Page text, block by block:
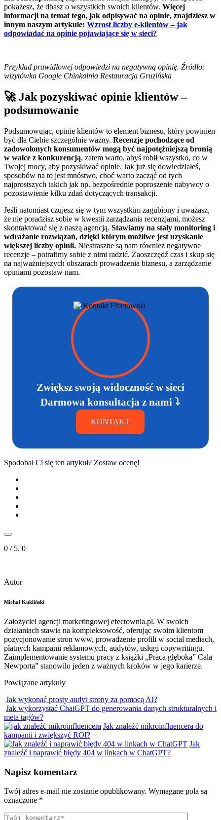
pokażesz, że dbasz o wszystkich swoich klientów. Więcej
informacji na temat tego, jak odpisywać na opinie, znajdziesz w
innym naszym artykule: Wzrost liczby e-klientów – jak
odpowiadać na opinie pojawiające się w sieci?
Przykład prawidłowej odpowiedzi na negatywną opinię. Źródło:
wizytówka Google Chinkalnia Restauracja Gruzińska
🚀 Jak pozyskiwać opinie klientów –
podsumowanie
Podsumowując, opinie klientów to element biznesu, który powinien
być dla Ciebie szczególnie ważny. Recenzje pochodzące od
zadowolonych konsumentów mogą być najpotężniejszą bronią
w walce z konkurencją, zatem warto, abyś robił wszystko, co w
Twojej mocy, aby pozyskiwać opinie. Jak już się dowiedziałeś,
sposobów na to jest mnóstwo, choć warto zacząć od tych
najprostszych takich jak np. bezpośrednie poproszenie nabywcy o
pozostawienie kilku zdań dotyczących transakcji.
Jeśli natomiast czujesz się w tym wszystkim zagubiony i uważasz,
że nie poradzisz sobie w kwestii zarządzania recenzjami, możesz
skontaktować się z naszą agencją. Stawiamy na stały monitoring i
wdrażanie rozwiązań, dzięki którym możliwe jest uzyskanie
większej liczby opinii. Niestraszne są nam również negatywne
recenzje – potrafimy sobie z nimi radzić. Zaoszczędź czas i skup się
na najważniejszych obszarach prowadzenia biznesu, a zarządzanie
opiniami pozostaw nam.
Zwiększ swoją widoczność w sieci
Darmowa konsultacja z nami ⤵
KONTAKT
Spodobał Ci się ten artykuł? Zostaw ocenę!
0 / 5. 0
Autor
Michał Kukliński
Założyciel agencji marketingowej efectownia.pl. W swoich
działaniach stawia na kompleksowość, oferując swoim klientom
pozycjonowanie stron www, prowadzenie profili w social mediach,
płatnych kampanii reklamowych, audytów, usługi copywritingu.
Zaimplementowanie systemu pracy z książki „Praca głęboka” Cala
Newporta” stanowiło jeden z ważnych kroków w jego karierze.
Powiązane artykuły
Jak wykonać prosty audyt strony za pomocą AI?
Jak wykorzystać ChatGPT do generowania danych strukturalnych i
meta tagów?
Jak znaleźć mikroinfluencera do
kampanii i zwiększyć ROI?
Jak
znaleźć i naprawić błędy 404 w linkach w ChatGPT?
Napisz komentarz
Twój adres e-mail nie zostanie opublikowany. Wymagane pola są
oznaczone *